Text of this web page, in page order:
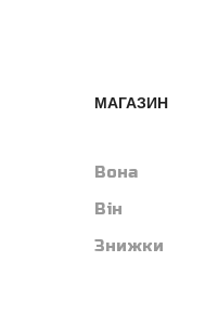
МАГАЗИН
Вона
Він
Знижки